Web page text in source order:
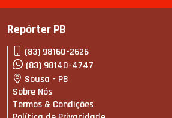
Repórter PB
(83) 98160-2626
(83) 98140-4747
Sousa - PB
Sobre Nós
Termos & Condições